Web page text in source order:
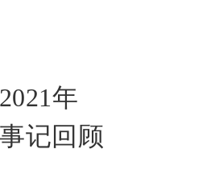
2021年
记回顾